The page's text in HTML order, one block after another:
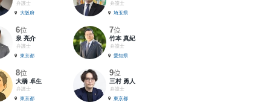
弁護士
大阪府
弁護士
埼玉県
6位
泉 亮介
弁護士
東京都
7位
竹本 真紀
弁護士
愛知県
8位
大橋 卓生
弁護士
東京都
9位
三村 勇人
弁護士
東京都